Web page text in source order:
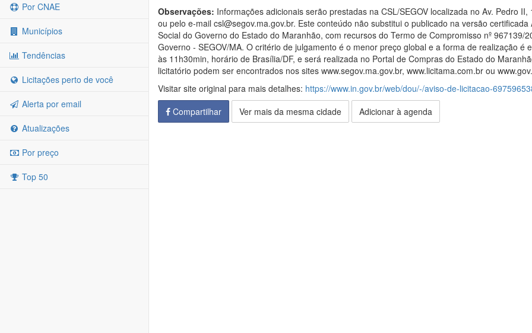
Por CNAE
Municípios
Tendências
Licitações perto de você
Alerta por email
Atualizações
Por preço
Top 50
Observações: Informações adicionais serão prestadas na CSL/SEGOV localizada no Av. Pedro
ou pelo e-mail csl@segov.ma.gov.br. Este conteúdo não substitui o publicado na versão
Social do Governo do Estado do Maranhão, com recursos do Termo de Compromisso nº 967139/
Governo - SEGOV/MA. O critério de julgamento é o menor preço global e a forma de realização
às 11h30min, horário de Brasília/DF, e será realizada no Portal de Compras do Estado do
licitatório podem ser encontrados nos sites www.segov.ma.gov.br, www.licitama.com.br ou
Visitar site original para mais detalhes: https://www.in.gov.br/web/dou/-/aviso-de-licitacao-
Compartilhar
Ver mais da mesma cidade Adicionar à agenda